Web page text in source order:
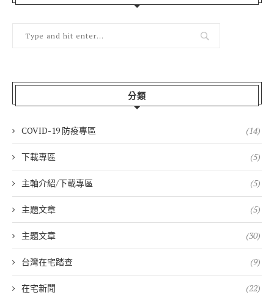
分類
COVID-19 防疫專區 (14)
下載專區 (5)
主軸介紹/下載專區 (5)
主題文章 (5)
主題文章 (30)
台灣在宅踏查 (9)
在宅新聞 (22)